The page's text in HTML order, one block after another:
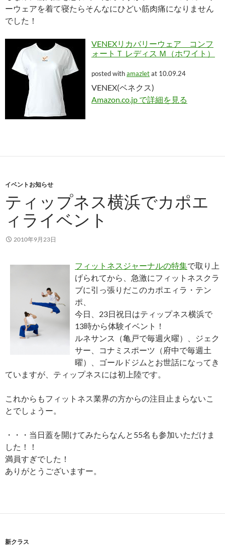
ーウェアを着て寝たらそんなにひどい筋肉痛になりません
でした！
VENEXリカバリーウェア コンフ
ォートＴ レディス Ｍ（ホワイト）
posted withamazletat 10.09.24
VENEX(ベネクス)
Amazon.co.jp で詳細を見る
イベントお知らせ
ティップネス横浜でカポエ
ィライベント
2010年9月23日
フィットネスジャーナルの特集で取り上
げられてから、急激にフィットネスクラ
ブに引っ張りだこのカポエィラ・テン
ポ、
今日、23日祝日はティップネス横浜で
13時から体験イベント！
ルネサンス（亀戸で毎週火曜）、ジェク
サー、コナミスポーツ（府中で毎週土
曜）、ゴールドジムとお世話になってき
ていますが、ティップネスには初上陸です。
これからもフィットネス業界の方からの注目止まらないこ
とでしょうー。
・・・当日蓋を開けてみたらなんと55名も参加いただけま
した！！
満員すぎでした！
ありがとうございますー。
新クラス